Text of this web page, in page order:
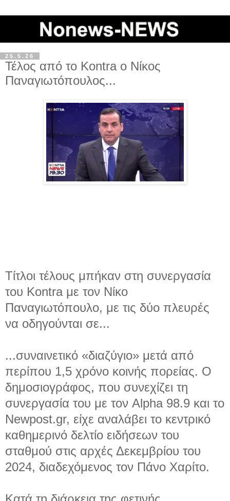
25.5.26
Τέλος από το Kontra ο Νίκος
Παναγιωτόπουλος...
Τίτλοι τέλους μπήκαν στη συνεργασία
του Kontra με τον Νίκο
Παναγιωτόπουλο, με τις δύο πλευρές
να οδηγούνται σε...
...συναινετικό «διαζύγιο» μετά από
περίπου 1,5 χρόνο κοινής πορείας. Ο
δημοσιογράφος, που συνεχίζει τη
συνεργασία του με τον Alpha 98.9 και το
Newpost.gr, είχε αναλάβει το κεντρικό
καθημερινό δελτίο ειδήσεων του
σταθμού στις αρχές Δεκεμβρίου του
2024, διαδεχόμενος τον Πάνο Χαρίτο.